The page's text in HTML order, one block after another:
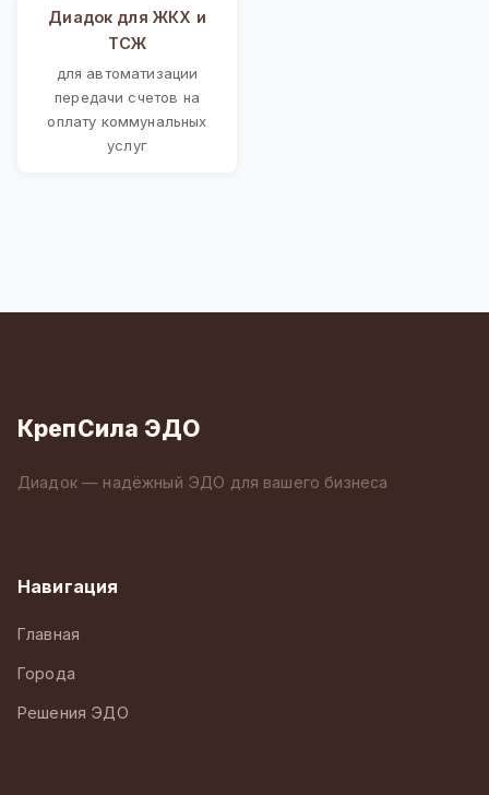
Диадок для ЖКХ и
ТСЖ
для автоматизации
передачи счетов на
оплату коммунальных
услуг
КрепСила ЭДО
Диадок — надёжный ЭДО для вашего бизнеса
Навигация
Главная
Города
Решения ЭДО